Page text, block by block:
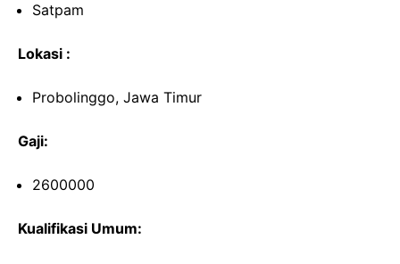
Satpam
Lokasi :
Probolinggo, Jawa Timur
Gaji:
2600000
Kualifikasi Umum: